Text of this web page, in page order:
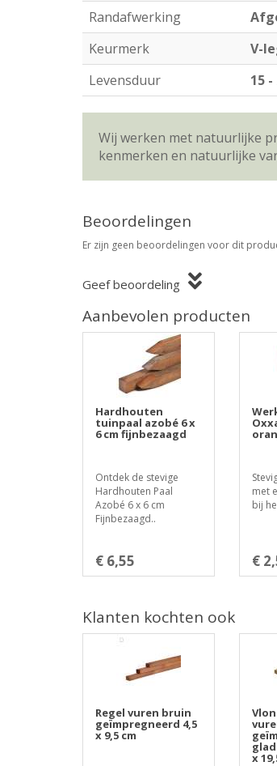
Randafwerking
Keurmerk
V-
Levensduur
15
Wij werken met natuurlijke
kenmerken en natuurlijke
Beoordelingen
Er zijn geen beoordelingen voor dit
Geef beoordeling
Aanbevolen producten
Hardhouten
tuinpaal azobé 6 x
6 cm fijnbezaagd
Ontdek de stevige
Hardhouten Paal
Azobé 6 x 6 cm
Fijnbezaagd..
€ 6,55
met
bij
€
Klanten kochten ook
Regel vuren bruin
geïmpregneerd 4,5
x 9,5 cm
x